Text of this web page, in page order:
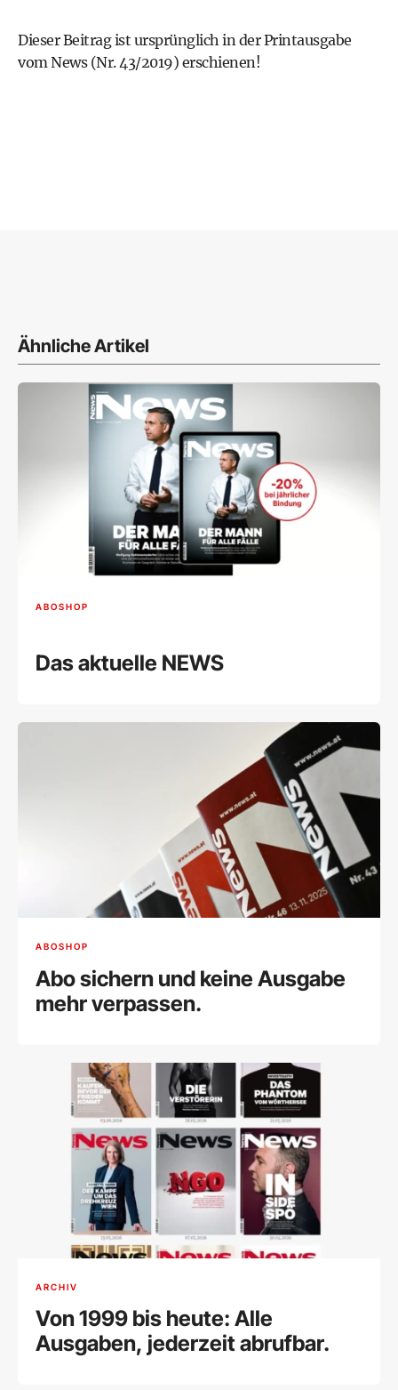
Dieser Beitrag ist ursprünglich in der Printausgabe
vom News (Nr. 43/2019) erschienen!
Ähnliche Artikel
ABOSHOP
Das aktuelle NEWS
ABOSHOP
Abo sichern und keine Ausgabe
mehr verpassen.
ARCHIV
Von 1999 bis heute: Alle
Ausgaben, jederzeit abrufbar.